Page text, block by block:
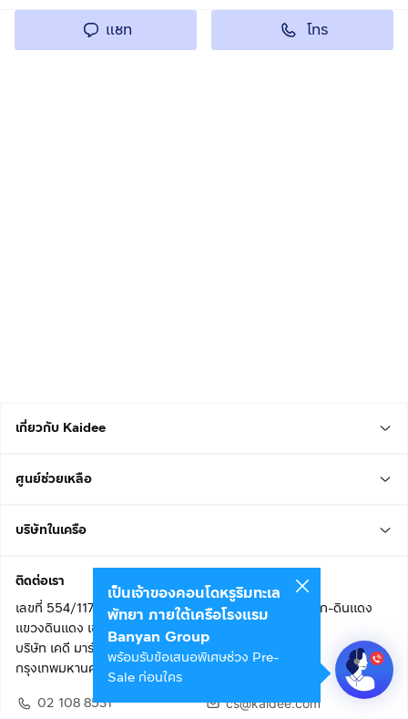
แชท โทร
เกี่ยวกับ Kaidee
ศูนย์ช่วยเหลือ
บริษัทในเครือ
ติดต่อเรา
เลขที่ 554/117 อาคารสกายไนน์ เซ็นเตอร์ ชั้น 22 ถนนอโศก-ดินแดง
แขวงดินแดง เขตดินแดง
บริษัท เคดี มาร์เก็ตเพลส จำกัด (สำนักงานใหญ่)
กรุงเทพมหานคร 10400
02 108 8531
cs@kaidee.com
เป็นเจ้าของคอนโดหรูริมทะเล
พัทยา ภายใต้เครือโรงแรม
Banyan Group
พร้อมรับข้อเสนอพิเศษช่วง Pre-
Sale ก่อนใคร